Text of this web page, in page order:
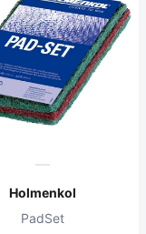
Holmenkol
PadSet